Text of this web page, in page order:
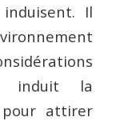
Il
induit la
pour attirer